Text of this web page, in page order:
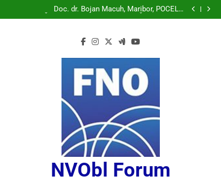
SLOVENAČKOM PARLAMENTU
Doc. dr. Bojan Macuh, Maribor, POČELO
OBILJEŽAVANJE 30 GODINA USPJEŠNOG RADA I
Prof.dr Vaso Bojanić, MOGU LI KOMPJUTERI POSTATI
Doc. dr. Bojan Macuh, Maribor, POLITIČKA KRIZA U
SLOVENAČKOM PARLAMENTU
Doc. dr. Bojan Macuh, Maribor, POČELO
RAZVOJA DEFENDOLOGIJE – POGLED IZ SLOVENIJE
AUTORITARNO LUDILO
NVObl Forum